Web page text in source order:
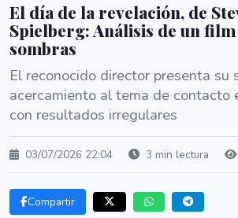
El día de la revelación, de
Spielberg: Análisis de un film
sombras
El reconocido director presenta su
acercamiento al tema de contacto
con resultados irregulares
03/07/2026 22:04 3 min lectura
Compartir